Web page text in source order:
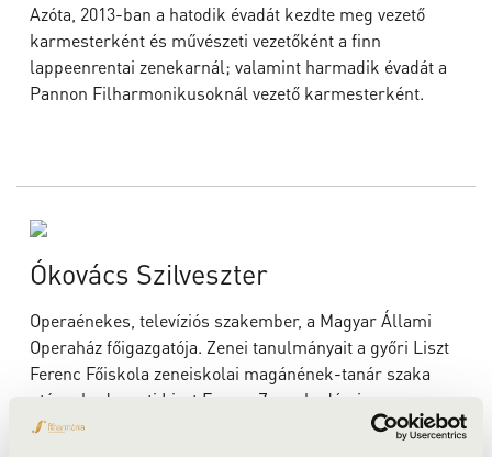
Azóta, 2013-ban a hatodik évadát kezdte meg vezető
karmesterként és művészeti vezetőként a finn
lappeenrentai zenekarnál; valamint harmadik évadát a
Pannon Filharmonikusoknál vezető karmesterként.
Ókovács Szilveszter
Operaénekes, televíziós szakember, a Magyar Állami
Operaház főigazgatója. Zenei tanulmányait a győri Liszt
Ferenc Főiskola zeneiskolai magánének-tanár szaka
után a budapesti Liszt Ferenc Zeneakadémia
operaénekes szakán folytatta.